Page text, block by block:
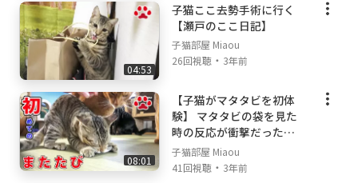
04:53
子猫ここ去勢手術に行く
【瀬戸のここ日記】
子猫部屋 Miaou
26回視聴 ・ 3年前
08:01
【子猫がマタタビを初体
験】 マタタビの袋を見た
時の反応が衝撃だった
【瀬戸のここ日記】
子猫部屋 Miaou
41回視聴 ・ 3年前